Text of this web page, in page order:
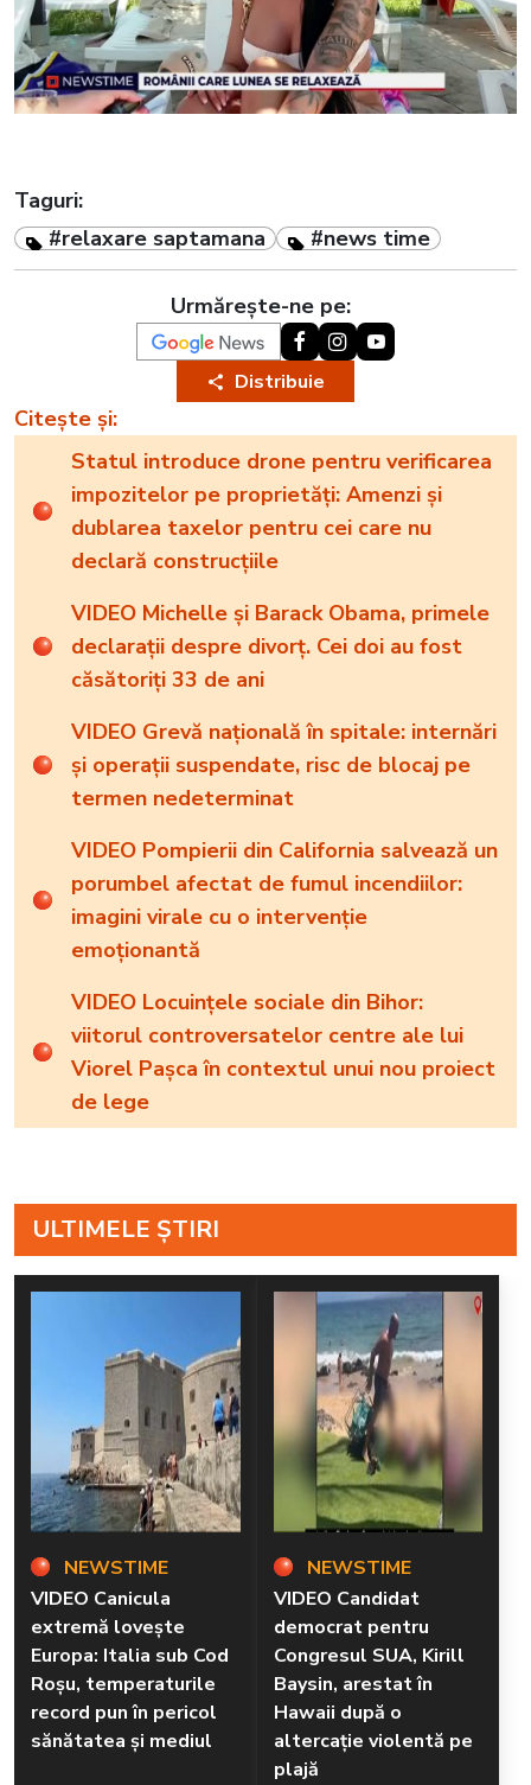
Taguri:
#relaxare saptamana
#news time
Urmărește-ne pe:
Distribuie
Citește și:
Statul introduce drone pentru verificarea
impozitelor pe proprietăți: Amenzi și
dublarea taxelor pentru cei care nu
declară construcțiile
VIDEO Michelle și Barack Obama, primele
declarații despre divorț. Cei doi au fost
căsătoriți 33 de ani
VIDEO Grevă națională în spitale: internări
și operații suspendate, risc de blocaj pe
termen nedeterminat
VIDEO Pompierii din California salvează un
porumbel afectat de fumul incendiilor:
imagini virale cu o intervenție
emoționantă
VIDEO Locuințele sociale din Bihor:
viitorul controversatelor centre ale lui
Viorel Pașca în contextul unui nou proiect
de lege
ULTIMELE ȘTIRI
NEWSTIME
VIDEO Canicula
extremă lovește
Europa: Italia sub Cod
Roșu, temperaturile
record pun în pericol
sănătatea și mediul
NEWSTIME
VIDEO Candidat
democrat pentru
Congresul SUA, Kirill
Baysin, arestat în
Hawaii după o
altercație violentă pe
plajă